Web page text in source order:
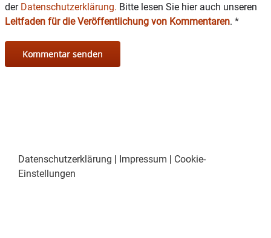
der Datenschutzerklärung. Bitte lesen Sie hier auch unseren
Leitfaden für die Veröffentlichung von Kommentaren. *
Datenschutzerklärung | Impressum | Cookie-
Einstellungen